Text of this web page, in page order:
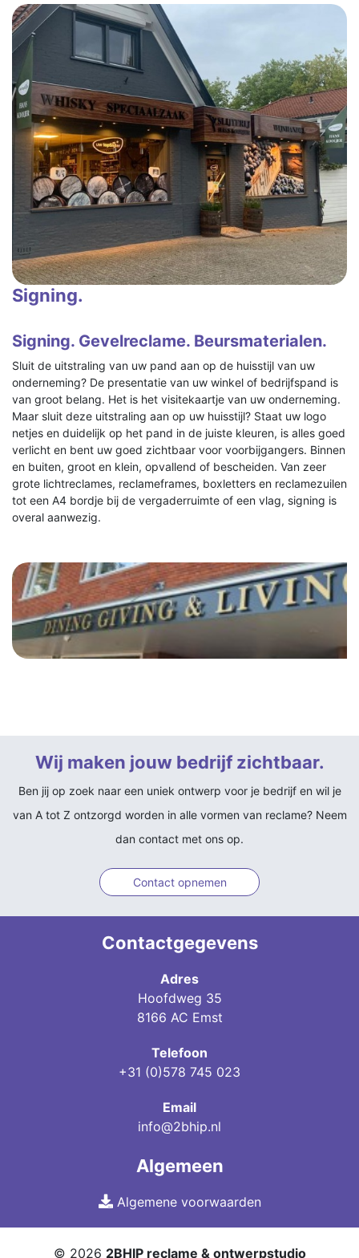
Signing.
Signing. Gevelreclame. Beursmaterialen.
Sluit de uitstraling van uw pand aan op de huisstijl van uw
onderneming? De presentatie van uw winkel of bedrijfspand is
van groot belang. Het is het visitekaartje van uw onderneming.
Maar sluit deze uitstraling aan op uw huisstijl? Staat uw logo
netjes en duidelijk op het pand in de juiste kleuren, is alles goed
verlicht en bent uw goed zichtbaar voor voorbijgangers. Binnen
en buiten, groot en klein, opvallend of bescheiden. Van zeer
grote lichtreclames, reclameframes, boxletters en reclamezuilen
tot een A4 bordje bij de vergaderruimte of een vlag, signing is
overal aanwezig.
Wij maken jouw bedrijf zichtbaar.
Ben jij op zoek naar een uniek ontwerp voor je bedrijf en wil je
van A tot Z ontzorgd worden in alle vormen van reclame? Neem
dan contact met ons op.
Contact opnemen
Contactgegevens
Adres
Hoofdweg 35
8166 AC Emst
Telefoon
+31 (0)578 745 023
Email
info@2bhip.nl
Algemeen
Algemene voorwaarden
© 2026 2BHIP reclame & ontwerpstudio